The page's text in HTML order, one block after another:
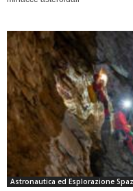
Astronautica ed Esplorazione